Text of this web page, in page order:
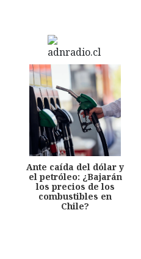
Ante caída del dólar y
el petróleo: ¿Bajarán
los precios de los
combustibles en
Chile?